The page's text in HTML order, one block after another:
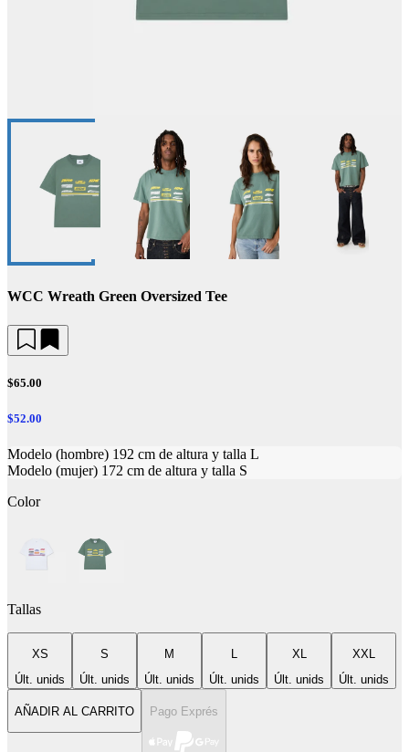
WCC Wreath Green Oversized Tee
$65.00
$52.00
Modelo (hombre) 192 cm de altura y talla L
Modelo (mujer) 172 cm de altura y talla S
Color
Tallas
XS
Últ. unids
S
Últ. unids
M
Últ. unids
L
Últ. unids
XL
Últ. unids
XXL
Últ. unids
AÑADIR AL CARRITO Pago Exprés